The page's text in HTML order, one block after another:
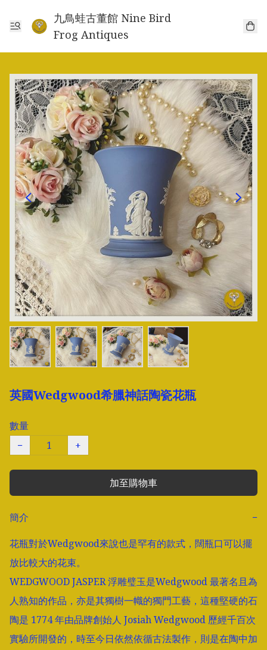
九鳥蛙古董館 Nine Bird
Frog Antiques
英國Wedgwood希臘神話陶瓷花瓶
數量
−
+
加至購物車
簡介
−
花瓶對於Wedgwood來說也是罕有的款式，闊瓶口可以擺
放比較大的花束。
WEDGWOOD JASPER 浮雕璧玉是Wedgwood 最著名且為
人熟知的作品，亦是其獨樹一幟的獨門工藝，這種堅硬的石
陶是 1774 年由品牌創始人 Josiah Wedgwood 歷經千百次
實驗所開發的，時至今日依然依循古法製作，則是在陶中加